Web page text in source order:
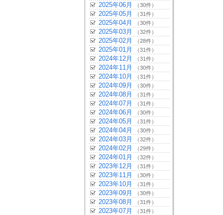
2025年06月 （30件）
2025年05月 （31件）
2025年04月 （30件）
2025年03月 （32件）
2025年02月 （28件）
2025年01月 （31件）
2024年12月 （31件）
2024年11月 （30件）
2024年10月 （31件）
2024年09月 （30件）
2024年08月 （31件）
2024年07月 （31件）
2024年06月 （30件）
2024年05月 （31件）
2024年04月 （30件）
2024年03月 （32件）
2024年02月 （29件）
2024年01月 （32件）
2023年12月 （31件）
2023年11月 （30件）
2023年10月 （31件）
2023年09月 （30件）
2023年08月 （31件）
2023年07月 （31件）